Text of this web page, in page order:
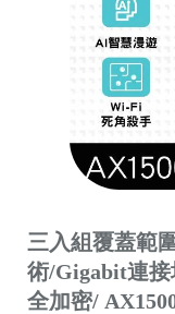
三入組覆蓋範
術/Gigabit連
全加密/